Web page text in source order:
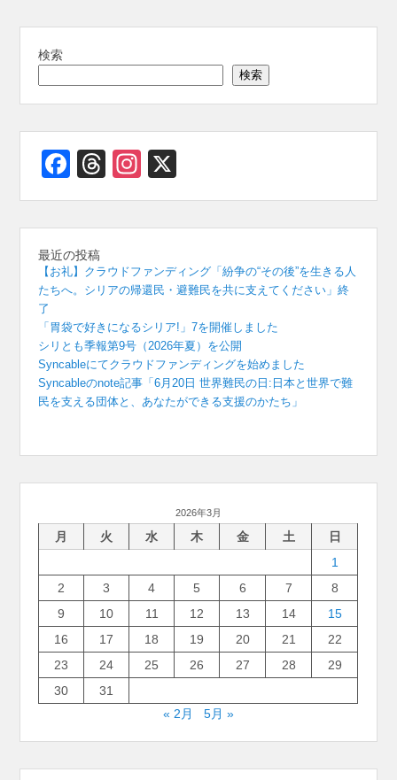
検索
検索
Facebook
Threads
Instagram
最近の投稿
【お礼】クラウドファンディング「紛争の“その後”を生きる人
たちへ。シリアの帰還民・避難民を共に支えてください」終
了
「胃袋で好きになるシリア!」7を開催しました
シリとも季報第9号（2026年夏）を公開
Syncableにてクラウドファンディングを始めました
Syncableのnote記事「6月20日 世界難民の日:日本と世界で難
民を支える団体と、あなたができる支援のかたち」
2026年3月
月 火 水 木 金 土
日
1
2
3 4 5 6 7
8
9
10 11 12 13 14
15
16
17 18 19 20 21
22
23
24 25 26 27 28
29
30
31
« 2月
5月 »